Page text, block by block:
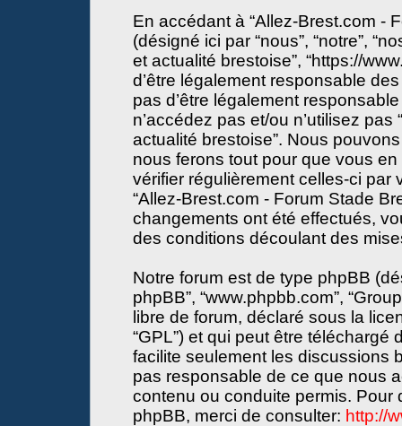
En accédant à “Allez-Brest.com -
(désigné ici par “nous”, “notre”,
et actualité brestoise”, “https://
d’être légalement responsable
pas d’être légalement
n’accédez pas et/ou n’utilisez
actualité brestoise”. Nous
nous ferons tout pour que vous
vérifier régulièrement celles-ci par
“Allez-Brest.com - Forum Stade
changements ont été effectués,
des conditions découlant des
Notre forum est de type phpBB
phpBB”, “www.phpbb.com”,
libre de forum, déclaré sous la
“GPL”) et qui peut être téléchargé
facilite seulement les discussions
pas responsable de ce que nous
contenu ou conduite permis. Pour
phpBB, merci de consulter: http://